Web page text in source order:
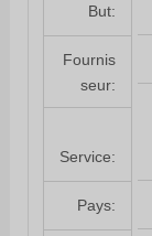
But:
Fournis
seur:
Service:
Pays: